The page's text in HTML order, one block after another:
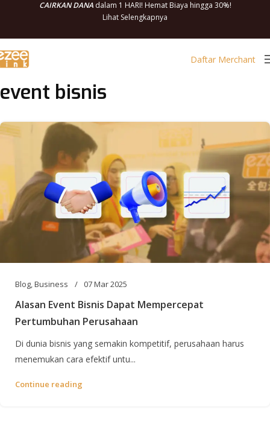
CAIRKAN DANAdalam 1 HARI! Hemat Biaya hingga 30%!
Lihat Selengkapnya
Daftar Merchant
event bisnis
Blog,Business 07 Mar 2025
Alasan Event Bisnis Dapat Mempercepat
Pertumbuhan Perusahaan
Di dunia bisnis yang semakin kompetitif, perusahaan harus
menemukan cara efektif untu...
Continue reading